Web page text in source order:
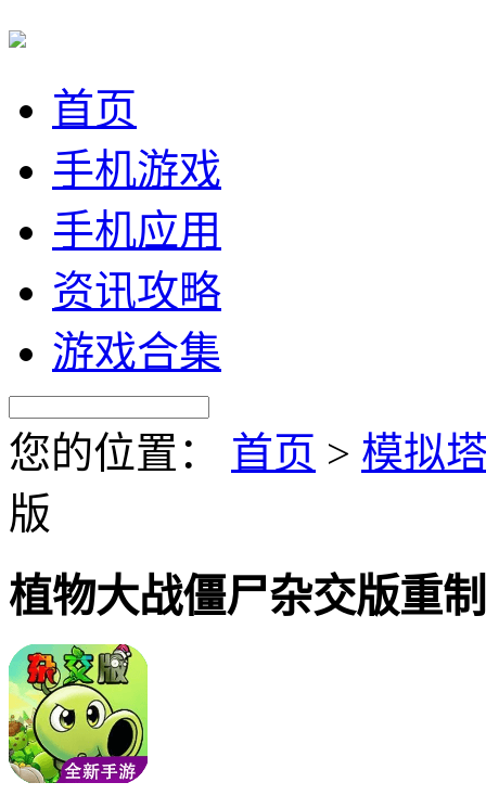
首页
手机游戏
手机应用
资讯攻略
游戏合集
您的位置： 首页 > 模拟
版
植物大战僵尸杂交版重